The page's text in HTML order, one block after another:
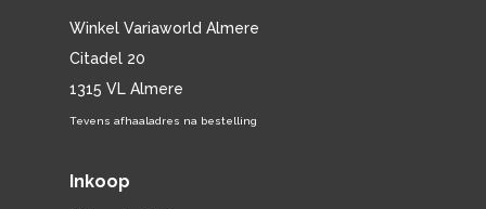
Winkel Variaworld Almere
Citadel 20
1315 VL Almere
Tevens afhaaladres na bestelling
Inkoop